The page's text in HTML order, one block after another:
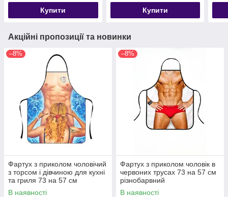
Купити Купити
Акційні пропозиції та новинки
–8%
Фартух з приколом чоловічий
з торсом і дівчиною для кухні
та гриля 73 на 57 см
різнобарвний
В наявності
–8%
Фартух з приколом чоловік в
червоних трусах 73 на 57 см
різнобарвний
В наявності